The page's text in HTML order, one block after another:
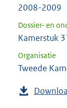
2008-2009
Dossier- en
Kamerstuk
Organisatie
Tweede